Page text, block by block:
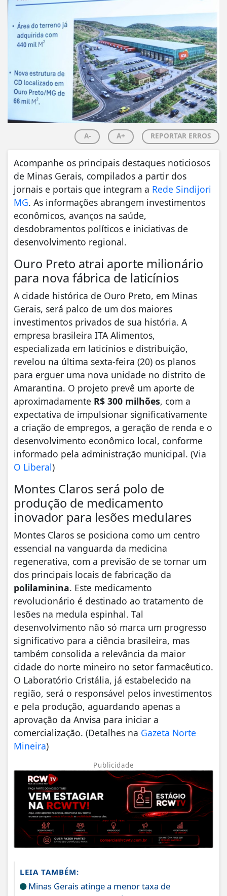
A- A+ REPORTAR ERROS
Acompanhe os principais destaques noticiosos
de Minas Gerais, compilados a partir dos
jornais e portais que integram a Rede Sindijori
MG. As informações abrangem investimentos
econômicos, avanços na saúde,
desdobramentos políticos e iniciativas de
desenvolvimento regional.
Ouro Preto atrai aporte milionário
para nova fábrica de laticínios
A cidade histórica de Ouro Preto, em Minas
Gerais, será palco de um dos maiores
investimentos privados de sua história. A
empresa brasileira ITA Alimentos,
especializada em laticínios e distribuição,
revelou na última sexta-feira (20) os planos
para erguer uma nova unidade no distrito de
Amarantina. O projeto prevê um aporte de
aproximadamente R$ 300 milhões, com a
expectativa de impulsionar significativamente
a criação de empregos, a geração de renda e o
desenvolvimento econômico local, conforme
informado pela administração municipal. (Via
O Liberal)
Montes Claros será polo de
produção de medicamento
inovador para lesões medulares
Montes Claros se posiciona como um centro
essencial na vanguarda da medicina
regenerativa, com a previsão de se tornar um
dos principais locais de fabricação da
polilaminina. Este medicamento
revolucionário é destinado ao tratamento de
lesões na medula espinhal. Tal
desenvolvimento não só marca um progresso
significativo para a ciência brasileira, mas
também consolida a relevância da maior
cidade do norte mineiro no setor farmacêutico.
O Laboratório Cristália, já estabelecido na
região, será o responsável pelos investimentos
e pela produção, aguardando apenas a
aprovação da Anvisa para iniciar a
comercialização. (Detalhes na Gazeta Norte
Mineira)
Publicidade
LEIA TAMBÉM:
Minas Gerais atinge a menor taxa de